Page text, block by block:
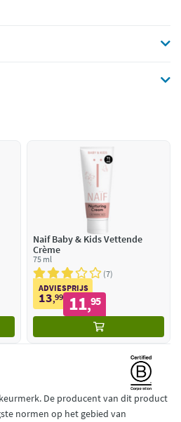
Naif Baby & Kids Vettende
Crème
75 ml
7
ADVIESPRIJS
13,99 11,95
De producent van dit product
normen op het gebied van